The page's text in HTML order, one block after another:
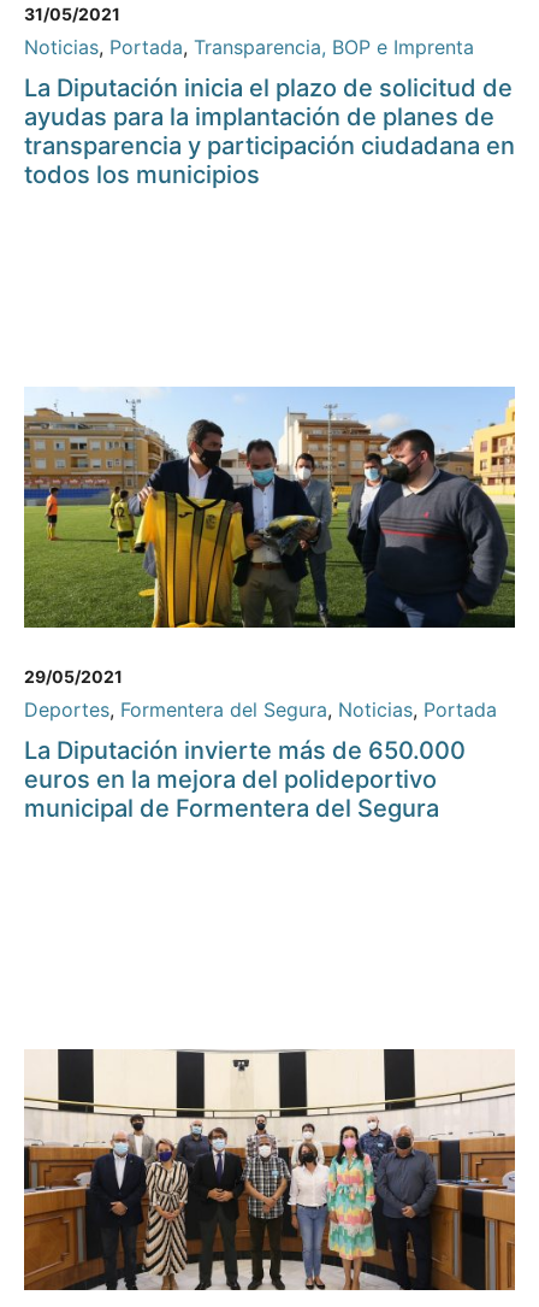
31/05/2021
Noticias, Portada, Transparencia, BOP e Imprenta
La Diputación inicia el plazo de solicitud de
ayudas para la implantación de planes de
transparencia y participación ciudadana en
todos los municipios
29/05/2021
Deportes, Formentera del Segura, Noticias, Portada
La Diputación invierte más de 650.000
euros en la mejora del polideportivo
municipal de Formentera del Segura